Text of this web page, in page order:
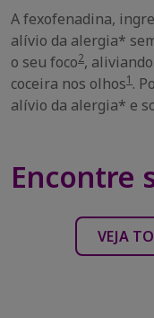
A fexofenadina,
alívio da alergia*
o seu foco2,
coceira nos olhos1 .
alívio da alergia* e
Encontre
VEJA